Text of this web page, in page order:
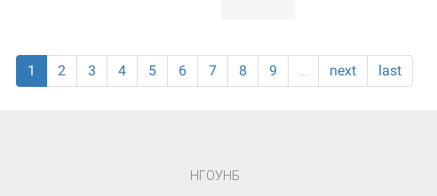
1 2 3 4 5 6 7 8 9 … next last
НГОУНБ